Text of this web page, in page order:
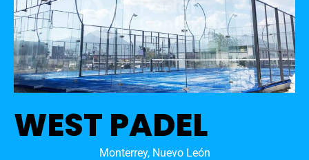
WEST PADEL
Monterrey, Nuevo León